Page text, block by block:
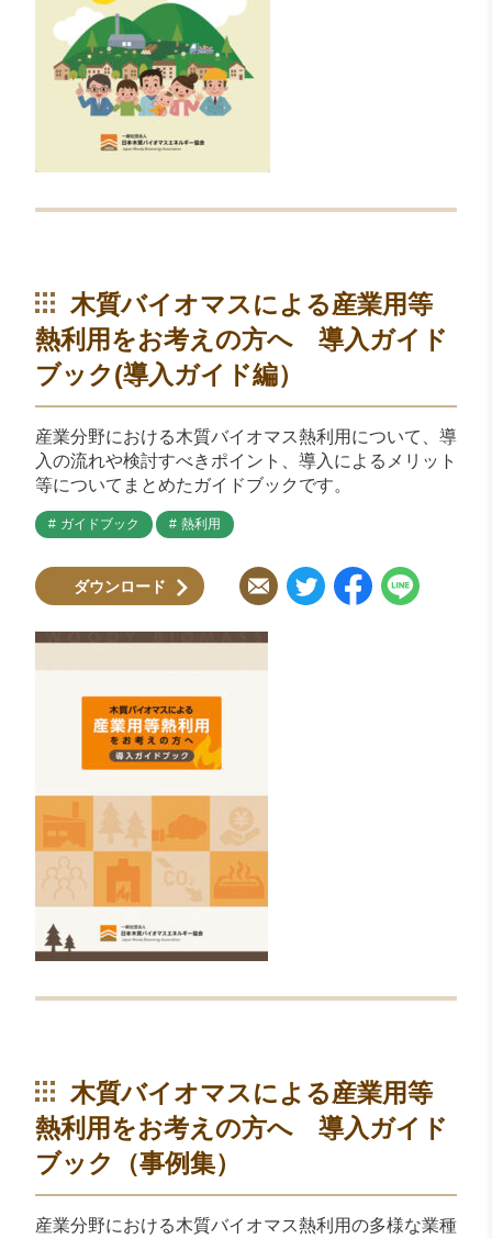
木質バイオマスによる産業用等
熱利用をお考えの方へ 導入ガイド
ブック(導入ガイド編）
産業分野における木質バイオマス熱利用について、導
入の流れや検討すべきポイント、導入によるメリット
等についてまとめたガイドブックです。
ガイドブック 熱利用
ダウンロード
木質バイオマスによる産業用等
熱利用をお考えの方へ 導入ガイド
ブック（事例集）
産業分野における木質バイオマス熱利用の多様な業種